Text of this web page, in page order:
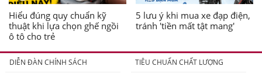
Hiểu đúng quy chuẩn kỹ
thuật khi lựa chọn ghế ngồi
ô tô cho trẻ
5 lưu ý khi mua xe đạp điện,
tránh 'tiền mất tật mang'
DIỄN ĐÀN CHÍNH SÁCH
TIÊU CHUẨN CHẤT LƯỢNG